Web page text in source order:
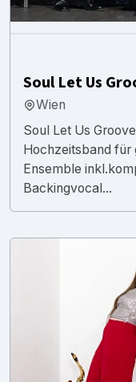
Soul Let Us
Wien
Soul Let Us
Hochzeitsband für
Ensemble
Backingvocal...